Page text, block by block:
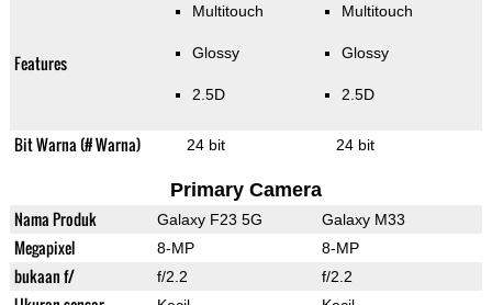
Features
Multitouch
Glossy
2.5D
Multitouch
Glossy
2.5D
Bit Warna (# Warna) 24 bit 24 bit
Primary Camera
Nama Produk Galaxy F23 5G Galaxy M33
Megapixel 8-MP 8-MP
bukaan f/ f/2.2 f/2.2